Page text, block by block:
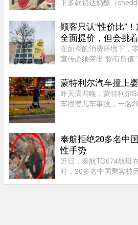
下多款切达奶酪（
产批次，初步判断为交
规格的温和切达奶酪，
顾客只认“性价比”
全面提价，但会挑
在如今的消费环境下，
宣传必须突出“物有所值
持续挤压利润空间，
T）的管理层表示，公 ...
蒙特利尔汽车撞上
昨天周四晚，蒙特利尔
车撞婴儿车事故，一名
辆汽车撞上一辆婴儿车
泰航拒绝20多名中
性手势
近日，泰航TG674航班
时，20多名中国乘客被